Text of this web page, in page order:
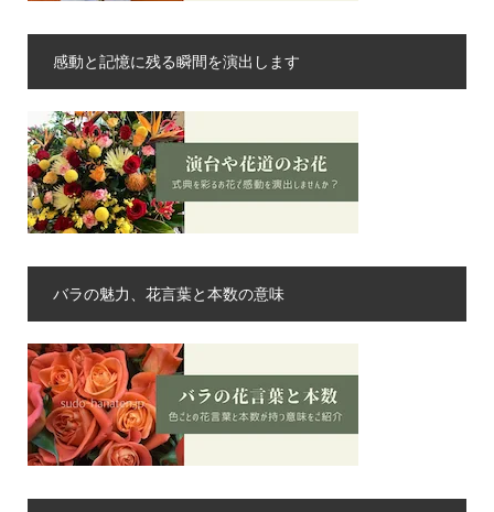
感動と記憶に残る瞬間を演出します
バラの魅力、花言葉と本数の意味